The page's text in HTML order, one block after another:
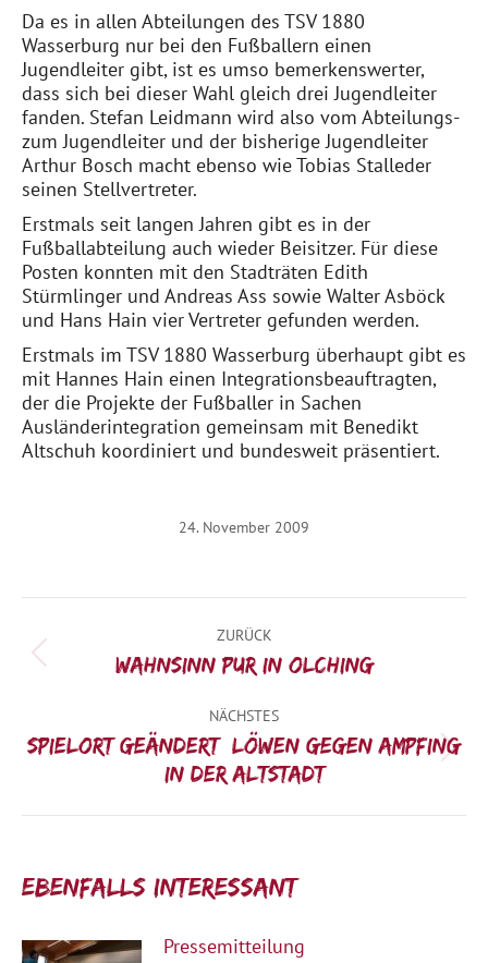
Da es in allen Abteilungen des TSV 1880
Wasserburg nur bei den Fußballern einen
Jugendleiter gibt, ist es umso bemerkenswerter,
dass sich bei dieser Wahl gleich drei Jugendleiter
fanden. Stefan Leidmann wird also vom Abteilungs-
zum Jugendleiter und der bisherige Jugendleiter
Arthur Bosch macht ebenso wie Tobias Stalleder
seinen Stellvertreter.
Erstmals seit langen Jahren gibt es in der
Fußballabteilung auch wieder Beisitzer. Für diese
Posten konnten mit den Stadträten Edith
Stürmlinger und Andreas Ass sowie Walter Asböck
und Hans Hain vier Vertreter gefunden werden.
Erstmals im TSV 1880 Wasserburg überhaupt gibt es
mit Hannes Hain einen Integrationsbeauftragten,
der die Projekte der Fußballer in Sachen
Ausländerintegration gemeinsam mit Benedikt
Altschuh koordiniert und bundesweit präsentiert.
24. November 2009
ZURÜCK
Vorheriger
Wahnsinn pur in Olching
NÄCHSTES
Nächster
Beitrag:
Spielort geändert: Löwen gegen Ampfing
in der Altstadt
Ebenfalls interessant:
Pressemitteilung